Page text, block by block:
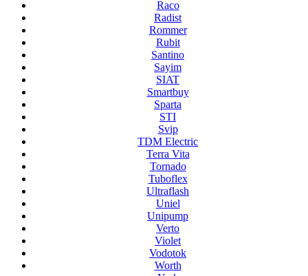
Raco
Radist
Rommer
Rubit
Santino
Sayim
SIAT
Smartbuy
Sparta
STI
Svip
TDM Electric
Terra Vita
Tornado
Tuboflex
Ultraflash
Uniel
Unipump
Verto
Violet
Vodotok
Worth